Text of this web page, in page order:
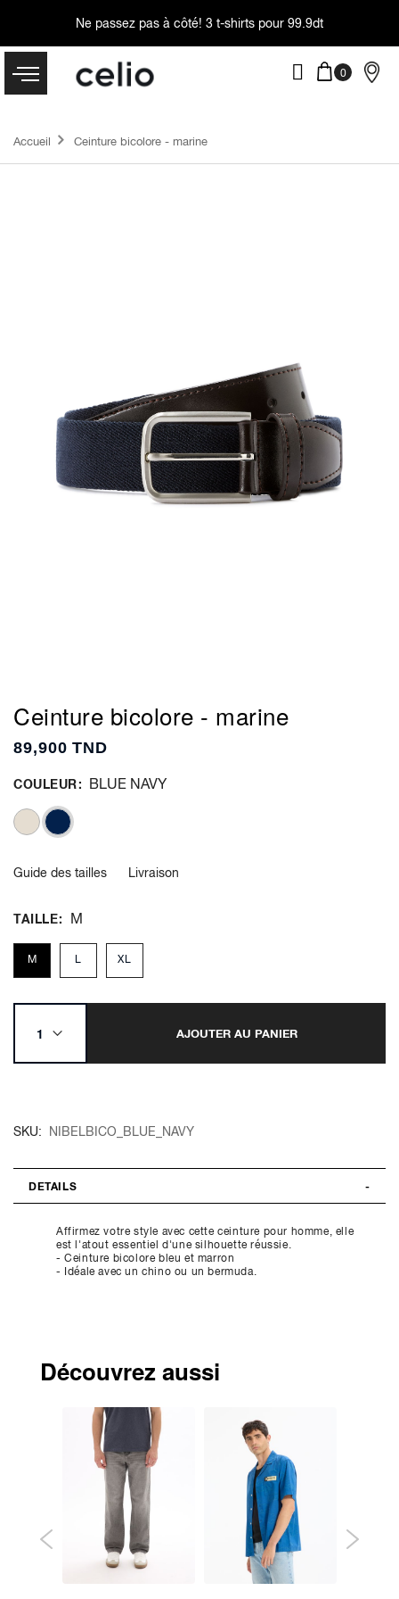
Ne passez pas à côté! 3 t-shirts pour 99.9dt
Accueil Ceinture bicolore - marine
Ceinture bicolore - marine
89,900 TND
COULEUR BLUE NAVY
Guide des tailles Livraison
TAILLE M
M L XL
AJOUTER AU PANIER
SKU NIBELBICO_BLUE_NAVY
DETAILS
Affirmez votre style avec cette ceinture pour homme, elle
est l'atout essentiel d'une silhouette réussie.
- Ceinture bicolore bleu et marron
- Idéale avec un chino ou un bermuda.
Découvrez aussi